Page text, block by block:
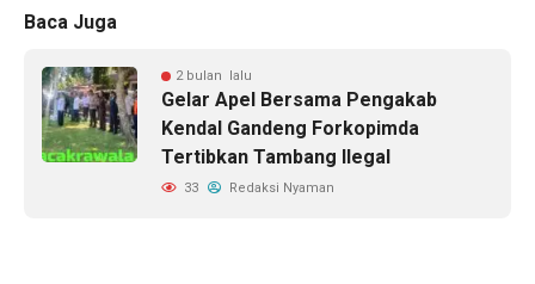
Baca Juga
2 bulan lalu
Gelar Apel Bersama Pengakab
Kendal Gandeng Forkopimda
Tertibkan Tambang Ilegal
33 Redaksi Nyaman